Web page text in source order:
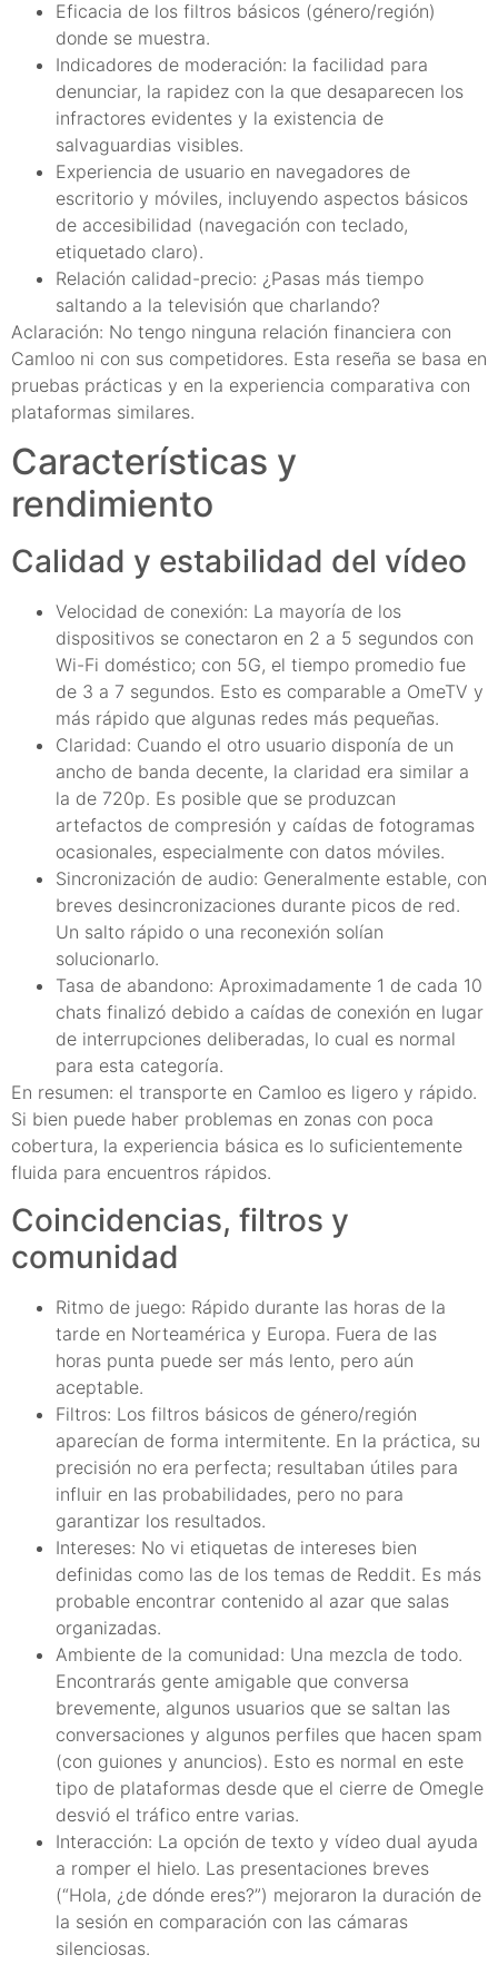
Eficacia de los filtros básicos (género/región)
donde se muestra.
Indicadores de moderación: la facilidad para
denunciar, la rapidez con la que desaparecen los
infractores evidentes y la existencia de
salvaguardias visibles.
Experiencia de usuario en navegadores de
escritorio y móviles, incluyendo aspectos básicos
de accesibilidad (navegación con teclado,
etiquetado claro).
Relación calidad-precio: ¿Pasas más tiempo
saltando a la televisión que charlando?
Aclaración: No tengo ninguna relación financiera con
Camloo ni con sus competidores. Esta reseña se basa en
pruebas prácticas y en la experiencia comparativa con
plataformas similares.
Características y
rendimiento
Calidad y estabilidad del vídeo
Velocidad de conexión: La mayoría de los
dispositivos se conectaron en 2 a 5 segundos con
Wi-Fi doméstico; con 5G, el tiempo promedio fue
de 3 a 7 segundos. Esto es comparable a OmeTV y
más rápido que algunas redes más pequeñas.
Claridad: Cuando el otro usuario disponía de un
ancho de banda decente, la claridad era similar a
la de 720p. Es posible que se produzcan
artefactos de compresión y caídas de fotogramas
ocasionales, especialmente con datos móviles.
Sincronización de audio: Generalmente estable, con
breves desincronizaciones durante picos de red.
Un salto rápido o una reconexión solían
solucionarlo.
Tasa de abandono: Aproximadamente 1 de cada 10
chats finalizó debido a caídas de conexión en lugar
de interrupciones deliberadas, lo cual es normal
para esta categoría.
En resumen: el transporte en Camloo es ligero y rápido.
Si bien puede haber problemas en zonas con poca
cobertura, la experiencia básica es lo suficientemente
fluida para encuentros rápidos.
Coincidencias, filtros y
comunidad
Ritmo de juego: Rápido durante las horas de la
tarde en Norteamérica y Europa. Fuera de las
horas punta puede ser más lento, pero aún
aceptable.
Filtros: Los filtros básicos de género/región
aparecían de forma intermitente. En la práctica, su
precisión no era perfecta; resultaban útiles para
influir en las probabilidades, pero no para
garantizar los resultados.
Intereses: No vi etiquetas de intereses bien
definidas como las de los temas de Reddit. Es más
probable encontrar contenido al azar que salas
organizadas.
Ambiente de la comunidad: Una mezcla de todo.
Encontrarás gente amigable que conversa
brevemente, algunos usuarios que se saltan las
conversaciones y algunos perfiles que hacen spam
(con guiones y anuncios). Esto es normal en este
tipo de plataformas desde que el cierre de Omegle
desvió el tráfico entre varias.
Interacción: La opción de texto y vídeo dual ayuda
a romper el hielo. Las presentaciones breves
(“Hola, ¿de dónde eres?”) mejoraron la duración de
la sesión en comparación con las cámaras
silenciosas.